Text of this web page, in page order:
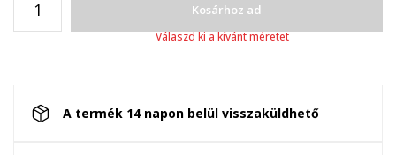
Kosárhoz ad
Válaszd ki a kívánt méretet
A termék 14 napon belül visszaküldhető